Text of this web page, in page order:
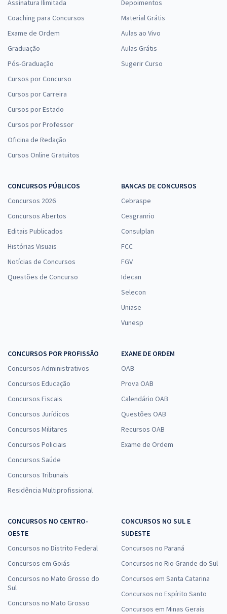
Assinatura Ilimitada
Coaching para Concursos
Exame de Ordem
Graduação
Pós-Graduação
Cursos por Concurso
Cursos por Carreira
Cursos por Estado
Cursos por Professor
Oficina de Redação
Cursos Online Gratuitos
Depoimentos
Material Grátis
Aulas ao Vivo
Aulas Grátis
Sugerir Curso
CONCURSOS PÚBLICOS
Concursos 2026
Concursos Abertos
Editais Publicados
Histórias Visuais
Notícias de Concursos
Questões de Concurso
BANCAS DE CONCURSOS
Cebraspe
Cesgranrio
Consulplan
FCC
FGV
Idecan
Selecon
Uniase
Vunesp
CONCURSOS POR PROFISSÃO
Concursos Administrativos
Concursos Educação
Concursos Fiscais
Concursos Jurídicos
Concursos Militares
Concursos Policiais
Concursos Saúde
Concursos Tribunais
Residência Multiprofissional
EXAME DE ORDEM
OAB
Prova OAB
Calendário OAB
Questões OAB
Recursos OAB
Exame de Ordem
CONCURSOS NO CENTRO-
OESTE
Concursos no Distrito Federal
Concursos em Goiás
Concursos no Mato Grosso do
Sul
Concursos no Mato Grosso
CONCURSOS NO SUL E
SUDESTE
Concursos no Paraná
Concursos no Rio Grande do Sul
Concursos em Santa Catarina
Concursos no Espírito Santo
Concursos em Minas Gerais